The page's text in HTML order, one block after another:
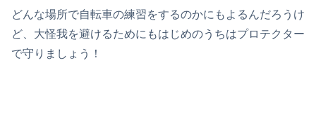
どんな場所で自転車の練習をするのかにもよるんだろうけ
ど、大怪我を避けるためにもはじめのうちはプロテクター
で守りましょう！